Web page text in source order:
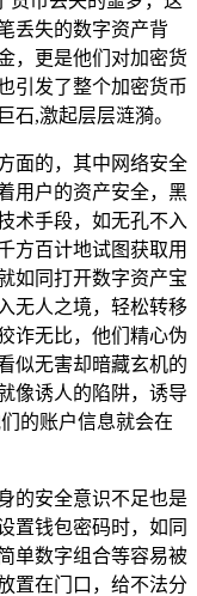
丢失的数字资产背
，更是他们对加密货
引发了整个加密货币
石,激起层层涟漪。
面的，其中网络安全
用户的资产安全，黑
术手段，如无孔不入
方百计地试图获取用
如同打开数字资产宝
无人之境，轻松转移
诈无比，他们精心伪
似无害却暗藏玄机的
像诱人的陷阱，诱导
的账户信息就会在
的安全意识不足也是
置钱包密码时，如同
单数字组合等容易被
置在门口，给不法分